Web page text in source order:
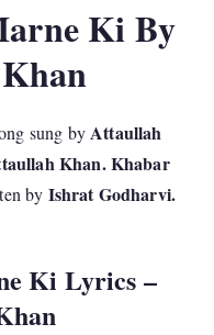
Ki By
sung byAttaullah
Khan. Khabar
by Ishrat Godharvi.
Ki Lyrics –